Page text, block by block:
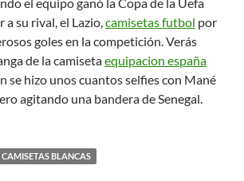
a su rival, el Lazio,camisetas futbol por
goles en la competición. Verás
de la camisetaequipacion españa
se hizo unos cuantos selfies con Mané
agitando una bandera de Senegal.
BLANCAS